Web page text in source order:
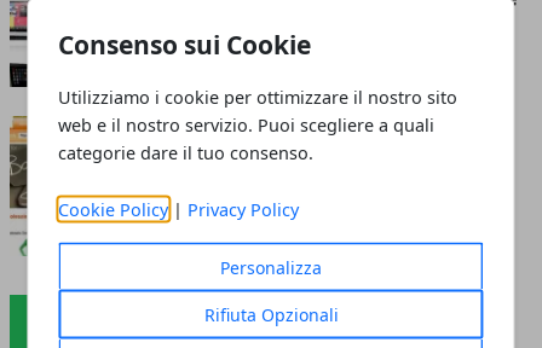
Consenso sui Cookie
Utilizziamo i cookie per ottimizzare il nostro sito
web e il nostro servizio. Puoi scegliere a quali
categorie dare il tuo consenso.
Cookie Policy | Privacy Policy
Personalizza
Rifiuta Opzionali
Reputazione
Milanoo.com -
L'Abbigliamento Made in
China
agosto 06, 2010